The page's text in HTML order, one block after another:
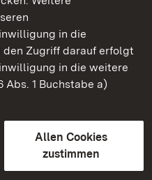
in die
den Zugriff darauf erfolgt
in die weitere
1 Buchstabe a)
Allen Cookies
zustimmen
Baden-Württemberg